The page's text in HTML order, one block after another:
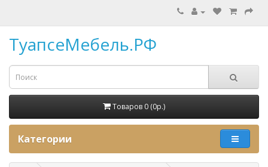
ТуапсеМебель.РФ
Товаров 0 (0p.)
Категории